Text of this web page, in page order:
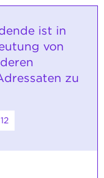
ist in
von
zu